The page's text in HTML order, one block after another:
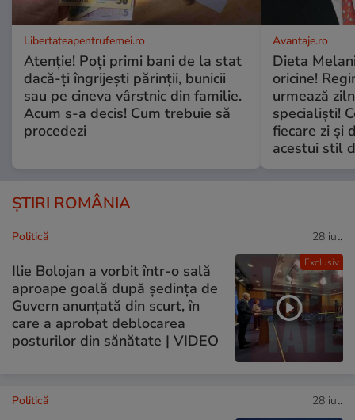
Libertateapentrufemei.ro
Atenție! Poți primi bani de la stat
dacă-ți îngrijești părinții, bunicii
sau pe cineva vârstnic din familie.
Acum s-a decis! Cum trebuie să
procedezi
Avantaje.ro
Dieta
oricine!
urmează
specialiști!
fiecare zi și
acestui stil
ȘTIRI ROMÂNIA
Exclusiv
Politică 28 iul.
Ilie Bolojan a vorbit într-o sală
aproape goală după ședința de
Guvern anunțată din scurt, în
care a aprobat deblocarea
posturilor din sănătate | VIDEO
Politică 28 iul.